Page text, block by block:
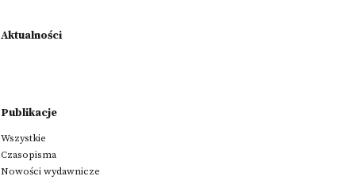
Aktualności
Publikacje
Wszystkie
Czasopisma
Nowości wydawnicze